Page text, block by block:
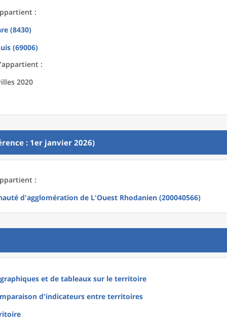
:
(8430)
(69006)
:
2020
: 1er janvier 2026)
:
d'agglomération de L'Ouest Rhodanien (200040566)
et de tableaux sur le territoire
d'indicateurs entre territoires